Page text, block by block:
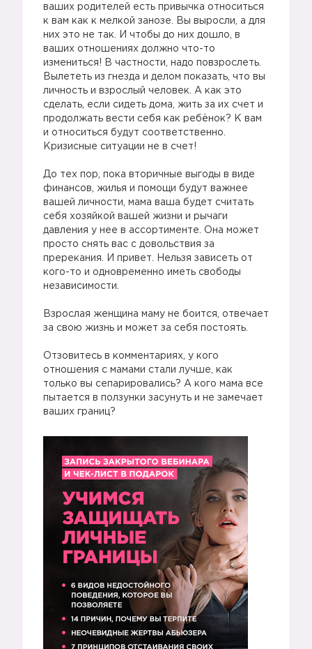
1️⃣
2️⃣
ваших родителей есть привычка относиться
к вам как к мелкой занозе. Вы выросли, а для
них это не так. И чтобы до них дошло, в
ваших отношениях должно что-то
измениться! В частности, надо повзрослеть.
Вылететь из гнезда и делом показать, что вы
личность и взрослый человек. А как это
сделать, если сидеть дома, жить за их счет и
продолжать вести себя как ребёнок? К вам
и относиться будут соответственно.
Кризисные ситуации не в счет!
До тех пор, пока вторичные выгоды в виде
финансов, жилья и помощи будут важнее
вашей личности, мама ваша будет считать
себя хозяйкой вашей жизни и рычаги
давления у нее в ассортименте. Она может
просто снять вас с довольствия за
пререкания. И привет. Нельзя зависеть от
кого-то и одновременно иметь свободы
независимости.
Взрослая женщина маму не боится, отвечает
за свою жизнь и может за себя постоять.
Отзовитесь в комментариях, у кого
отношения с мамами стали лучше, как
только вы сепарировались? А кого мама все
пытается в ползунки засунуть и не замечает
ваших границ?